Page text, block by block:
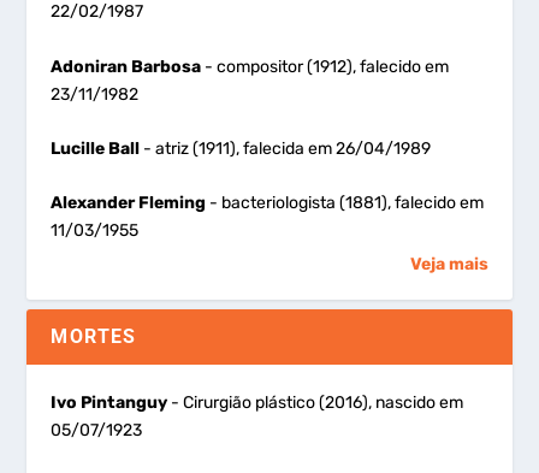
22/02/1987
Adoniran Barbosa - compositor (1912), falecido em
23/11/1982
Lucille Ball - atriz (1911), falecida em 26/04/1989
Alexander Fleming - bacteriologista (1881), falecido em
11/03/1955
Veja mais
MORTES
Ivo Pintanguy - Cirurgião plástico (2016), nascido em
05/07/1923